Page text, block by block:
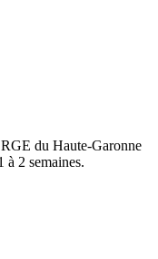
du Haute-Garonne
à 2 semaines.